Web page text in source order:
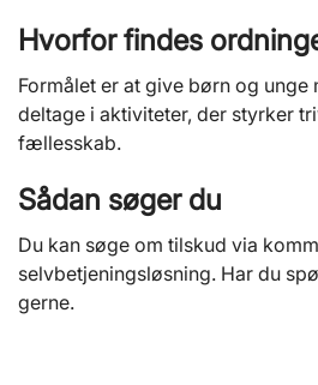
Hvorfor findes
Formålet er at give børn og unge
deltage i aktiviteter, der styrker
fællesskab.
Sådan søger du
Du kan søge om tilskud via
selvbetjeningsløsning. Har du
gerne.